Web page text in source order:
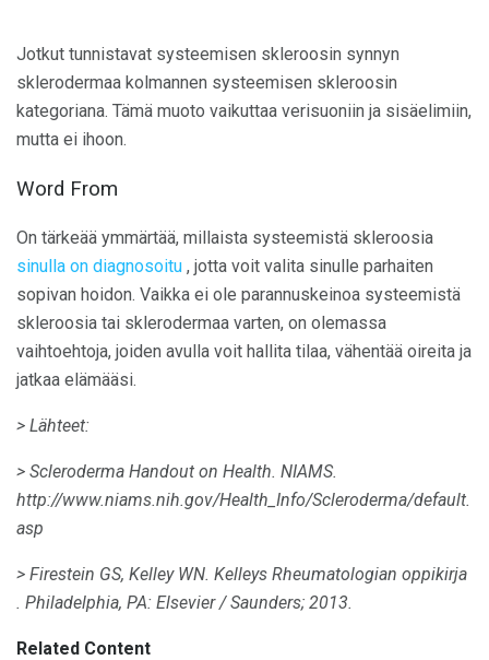
Jotkut tunnistavat systeemisen skleroosin synnyn
sklerodermaa kolmannen systeemisen skleroosin
kategoriana. Tämä muoto vaikuttaa verisuoniin ja sisäelimiin,
mutta ei ihoon.
Word From
On tärkeää ymmärtää, millaista systeemistä skleroosia
sinulla on diagnosoitu , jotta voit valita sinulle parhaiten
sopivan hoidon. Vaikka ei ole parannuskeinoa systeemistä
skleroosia tai sklerodermaa varten, on olemassa
vaihtoehtoja, joiden avulla voit hallita tilaa, vähentää oireita ja
jatkaa elämääsi.
> Lähteet:
> Scleroderma Handout on Health. NIAMS.
http://www.niams.nih.gov/Health_Info/Scleroderma/default.
asp
> Firestein GS, Kelley WN. Kelleys Rheumatologian oppikirja
. Philadelphia, PA: Elsevier / Saunders; 2013.
Related Content